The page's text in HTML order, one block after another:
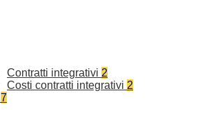
Contratti integrativi 2
Costi contratti integrativi 2
7